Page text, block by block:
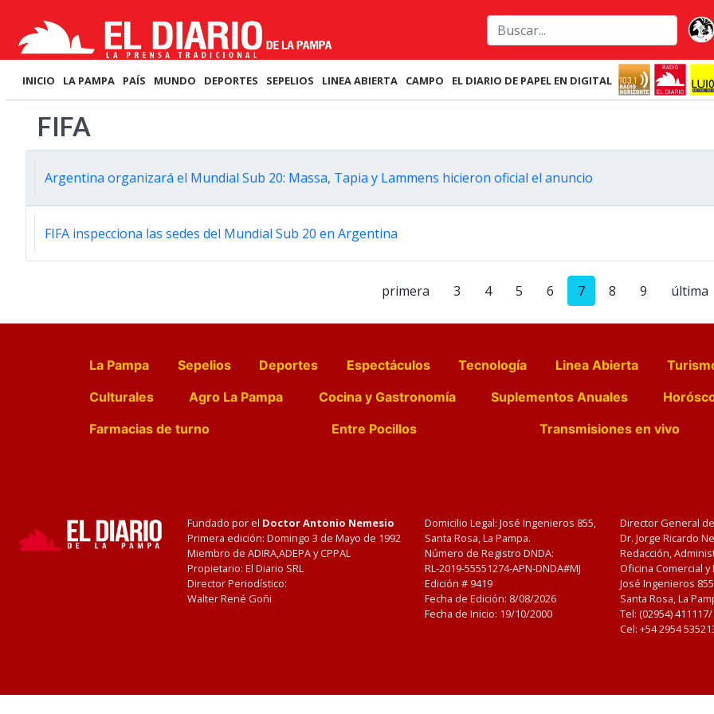
INICIO LA PAMPA PAÍS MUNDO DEPORTES SEPELIOS LINEA ABIERTA CAMPO EL DIARIO DE PAPEL EN DIGITAL
FIFA
Argentina organizará el Mundial Sub 20: Massa, Tapia y Lammens hicieron oficial el anuncio
FIFA inspecciona las sedes del Mundial Sub 20 en Argentina
primera 3 4 5 6 7 8 9 última
La Pampa Sepelios Deportes Espectáculos Tecnología Linea Abierta
Culturales
Agro La Pampa Cocina y Gastronomía Suplementos Anuales
Farmacias de turno
Entre Pocillos Transmisiones en vivo
Fundado por el Doctor Antonio Nemesio
Primera edición: Domingo 3 de Mayo de 1992
Miembro de ADIRA,ADEPA y CPPAL
Propietario: El Diario SRL
Director Periodístico:
Walter René Goñi
Domicilio Legal: José Ingenieros 855,
Santa Rosa, La Pampa.
Número de Registro DNDA:
RL-2019-55551274-APN-DNDA#MJ
Edición # 9419
Fecha de Edición: 8/08/2026
Fecha de Inicio: 19/10/2000
Director General
Dr. Jorge Ricardo
Redacción,
Oficina Comercial
José Ingenieros
Santa Rosa, La
Tel: (02954)
Cel: +54 2954